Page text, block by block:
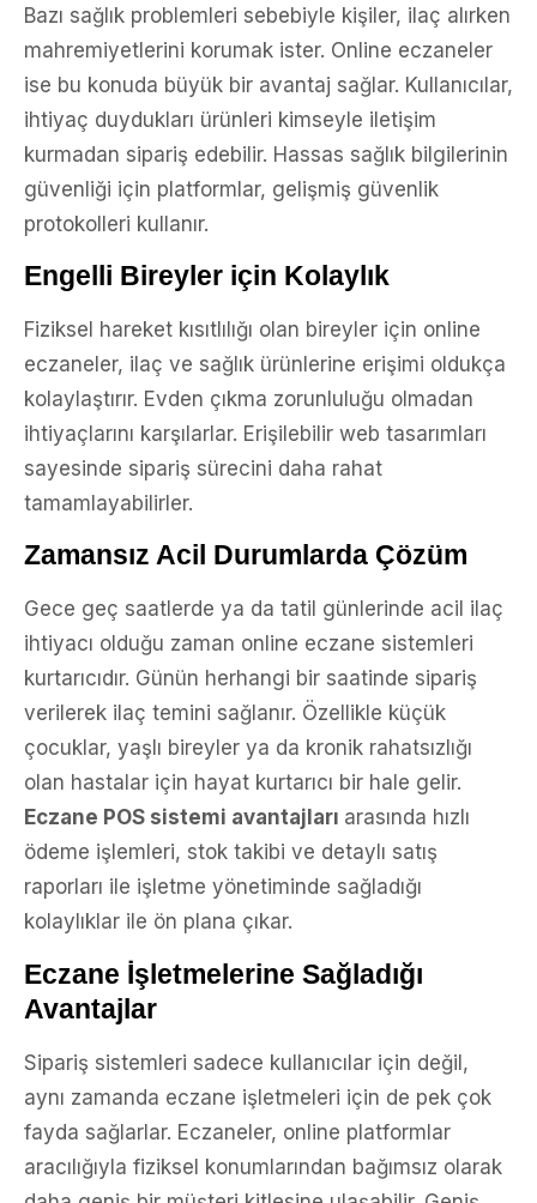
Bazı sağlık problemleri sebebiyle kişiler, ilaç alırken
mahremiyetlerini korumak ister. Online eczaneler
ise bu konuda büyük bir avantaj sağlar. Kullanıcılar,
ihtiyaç duydukları ürünleri kimseyle iletişim
kurmadan sipariş edebilir. Hassas sağlık bilgilerinin
güvenliği için platformlar, gelişmiş güvenlik
protokolleri kullanır.
Engelli Bireyler için Kolaylık
Fiziksel hareket kısıtlılığı olan bireyler için online
eczaneler, ilaç ve sağlık ürünlerine erişimi oldukça
kolaylaştırır. Evden çıkma zorunluluğu olmadan
ihtiyaçlarını karşılarlar. Erişilebilir web tasarımları
sayesinde sipariş sürecini daha rahat
tamamlayabilirler.
Zamansız Acil Durumlarda Çözüm
Gece geç saatlerde ya da tatil günlerinde acil ilaç
ihtiyacı olduğu zaman online eczane sistemleri
kurtarıcıdır. Günün herhangi bir saatinde sipariş
verilerek ilaç temini sağlanır. Özellikle küçük
çocuklar, yaşlı bireyler ya da kronik rahatsızlığı
olan hastalar için hayat kurtarıcı bir hale gelir.
Eczane POS sistemi avantajları arasında hızlı
ödeme işlemleri, stok takibi ve detaylı satış
raporları ile işletme yönetiminde sağladığı
kolaylıklar ile ön plana çıkar.
Eczane İşletmelerine Sağladığı
Avantajlar
Sipariş sistemleri sadece kullanıcılar için değil,
aynı zamanda eczane işletmeleri için de pek çok
fayda sağlarlar. Eczaneler, online platformlar
aracılığıyla fiziksel konumlarından bağımsız olarak